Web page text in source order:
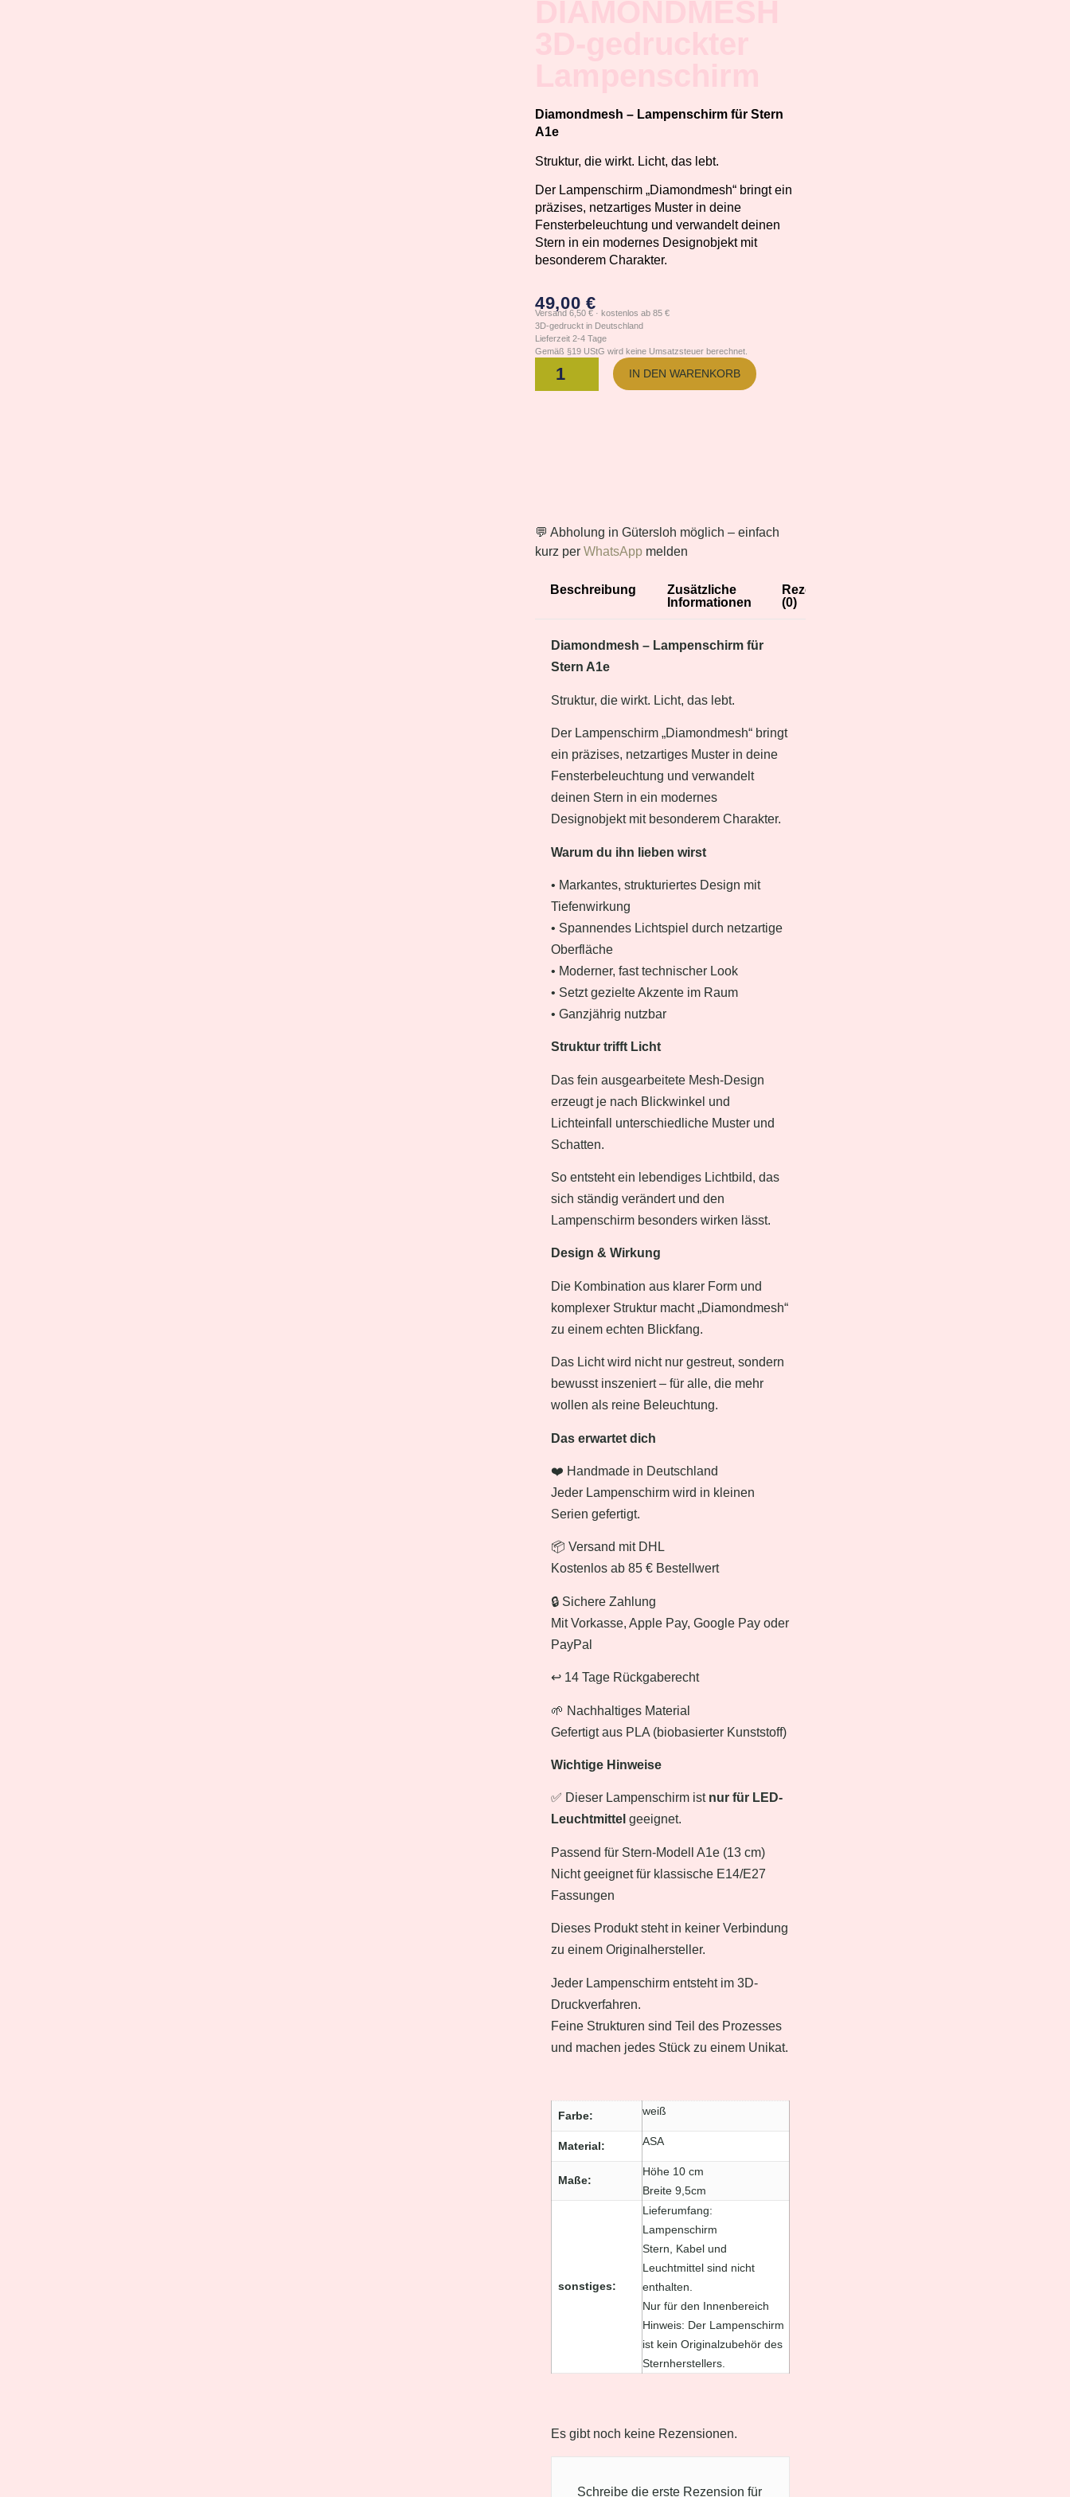
Diamondmesh – Lampenschirm für Stern
A1e
Struktur, die wirkt. Licht, das lebt.
Der Lampenschirm „Diamondmesh“ bringt ein
präzises, netzartiges Muster in deine
Fensterbeleuchtung und verwandelt deinen
Stern in ein modernes Designobjekt mit
besonderem Charakter.
49,00€
Versand 6,50 € · kostenlos ab 85 €
3D-gedruckt in Deutschland
Lieferzeit 2-4 Tage
Gemäß §19 UStG wird keine Umsatzsteuer berechnet.
IN DEN WARENKORB
💬 Abholung in Gütersloh möglich – einfach
kurz per WhatsApp melden
Beschreibung
Zusätzliche
Informationen
Rezensionen
(0)
Diamondmesh – Lampenschirm für
Stern A1e
Struktur, die wirkt. Licht, das lebt.
Der Lampenschirm „Diamondmesh“ bringt
ein präzises, netzartiges Muster in deine
Fensterbeleuchtung und verwandelt
deinen Stern in ein modernes
Designobjekt mit besonderem Charakter.
Warum du ihn lieben wirst
• Markantes, strukturiertes Design mit
Tiefenwirkung
• Spannendes Lichtspiel durch netzartige
Oberfläche
• Moderner, fast technischer Look
• Setzt gezielte Akzente im Raum
• Ganzjährig nutzbar
Struktur trifft Licht
Das fein ausgearbeitete Mesh-Design
erzeugt je nach Blickwinkel und
Lichteinfall unterschiedliche Muster und
Schatten.
So entsteht ein lebendiges Lichtbild, das
sich ständig verändert und den
Lampenschirm besonders wirken lässt.
Design & Wirkung
Die Kombination aus klarer Form und
komplexer Struktur macht „Diamondmesh“
zu einem echten Blickfang.
Das Licht wird nicht nur gestreut, sondern
bewusst inszeniert – für alle, die mehr
wollen als reine Beleuchtung.
Das erwartet dich
❤️ Handmade in Deutschland
Jeder Lampenschirm wird in kleinen
Serien gefertigt.
📦 Versand mit DHL
Kostenlos ab 85 € Bestellwert
🔒 Sichere Zahlung
Mit Vorkasse, Apple Pay, Google Pay oder
PayPal
↩️ 14 Tage Rückgaberecht
🌱 Nachhaltiges Material
Gefertigt aus PLA (biobasierter Kunststoff)
Wichtige Hinweise
✅ Dieser Lampenschirm ist nur für LED-
Leuchtmittel geeignet.
Passend für Stern-Modell A1e (13 cm)
Nicht geeignet für klassische E14/E27
Fassungen
Dieses Produkt steht in keiner Verbindung
zu einem Originalhersteller.
Jeder Lampenschirm entsteht im 3D-
Druckverfahren.
Feine Strukturen sind Teil des Prozesses
und machen jedes Stück zu einem Unikat.
Farbe weiß
Material ASA
Maße
Höhe 10 cm
Breite 9,5cm
sonstiges
Lieferumfang:
Lampenschirm
Stern, Kabel und
Leuchtmittel sind nicht
enthalten.
Nur für den Innenbereich
Hinweis: Der Lampenschirm
ist kein Originalzubehör des
Sternherstellers.
Es gibt noch keine Rezensionen.
Schreibe die erste Rezension für